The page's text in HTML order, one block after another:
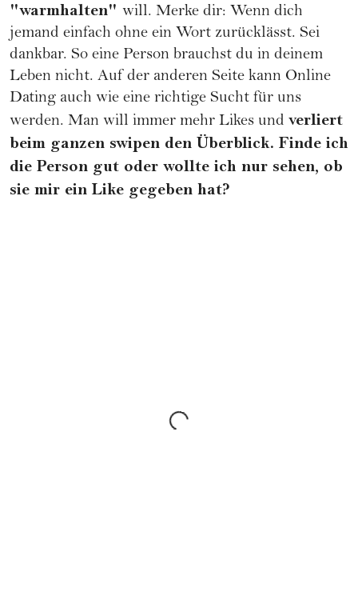
"warmhalten" will. Merke dir: Wenn dich
jemand einfach ohne ein Wort zurücklässt. Sei
dankbar. So eine Person brauchst du in deinem
Leben nicht. Auf der anderen Seite kann Online
Dating auch wie eine richtige Sucht für uns
werden. Man will immer mehr Likes und verliert
beim ganzen swipen den Überblick. Finde ich
die Person gut oder wollte ich nur sehen, ob
sie mir ein Like gegeben hat?